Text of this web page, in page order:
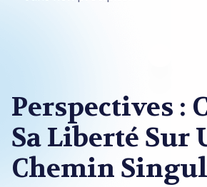
Perspectives :
Sa Liberté Sur
Chemin